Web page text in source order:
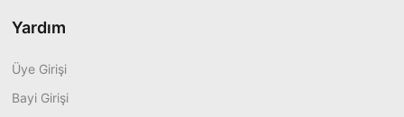
Yardım
Üye Girişi
Bayi Girişi